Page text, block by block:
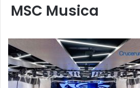
MSC Musica